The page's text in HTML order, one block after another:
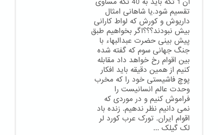
تقسیم شود.یا شاهانی امثال
داریوش و کورش که لواط کارانی
بیش نبودند؟؟؟اگر بخواهیم طبق
پیش بینی حضرت عبدالبهاء با
جنگ جهانی سوم که گفته شده
بین اقوام رخ خواهد داد مقابله
کنیم از همین دقیقه باید افکار
پوچ فاشیستی خود را که مخرب
وحدت عالم انسانیست را
فراموش کنیم و در موردی که
نمی دانیم نظر ندهیم. زنده باد
اقوام ایران. تورک عرب کورد لر
لک گیلک ...